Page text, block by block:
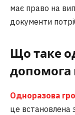
має право на
документи
Що таке
допомога
Одноразова
це встановлена